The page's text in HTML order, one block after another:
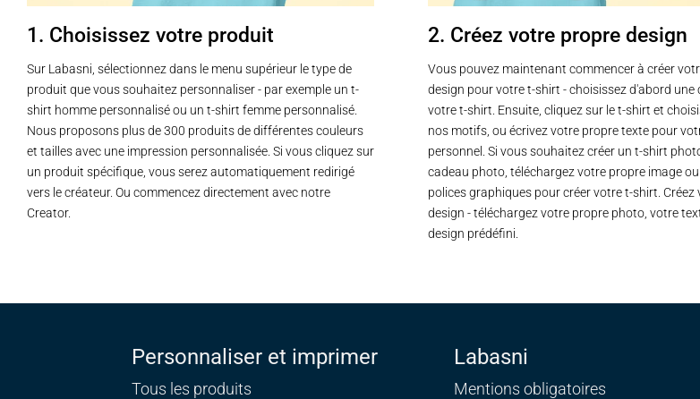
1. Choisissez votre produit
Sur Labasni, sélectionnez dans le menu supérieur le type de
produit que vous souhaitez personnaliser - par exemple un t-
shirt homme personnalisé ou un t-shirt femme personnalisé.
Nous proposons plus de 300 produits de différentes couleurs
et tailles avec une impression personnalisée. Si vous cliquez sur
un produit spécifique, vous serez automatiquement redirigé
vers le créateur. Ou commencez directement avec notre
Creator.
2. Créez votre propre design
Vous pouvez maintenant commencer à créer
design pour votre t-shirt - choisissez d'abord une
votre t-shirt. Ensuite, cliquez sur le t-shirt et
nos motifs, ou écrivez votre propre texte pour
personnel. Si vous souhaitez créer un t-shirt
cadeau photo, téléchargez votre propre image
polices graphiques pour créer votre t-shirt. Créez
design - téléchargez votre propre photo, votre
design prédéfini.
Personnaliser et imprimer
Tous les produits
Labasni
Mentions obligatoires